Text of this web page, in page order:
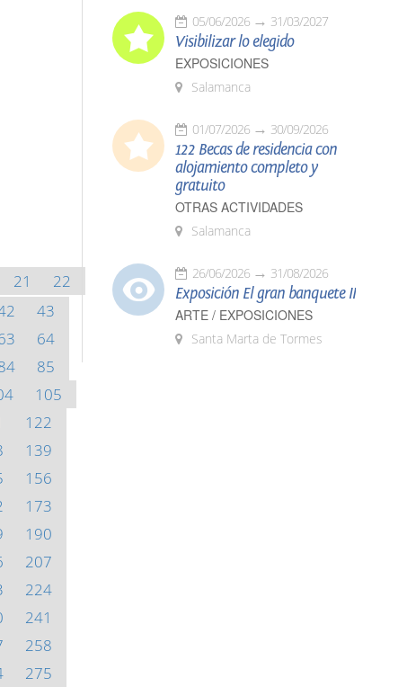
21
22
43
64
85
105
122
139
156
173
190
207
224
241
258
275
05/06/2026 31/03/2027
Visibilizar lo elegido
EXPOSICIONES
Salamanca
01/07/2026 30/09/2026
122 Becas de residencia con
alojamiento completo y
gratuito
OTRAS ACTIVIDADES
Salamanca
26/06/2026 31/08/2026
Exposición El gran banquete II
ARTE / EXPOSICIONES
Santa Marta de Tormes